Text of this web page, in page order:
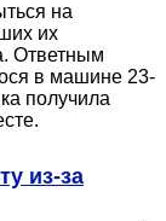
на
их
Ответным
в машине 23-
получила
из-за